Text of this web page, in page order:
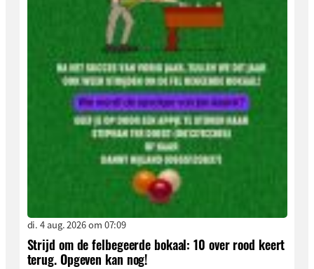
di. 4 aug. 2026 om 07:09
Strijd om de felbegeerde bokaal: 10 over rood keert
terug. Opgeven kan nog!